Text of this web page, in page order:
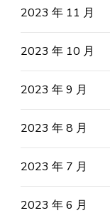
2023 年 11 月
2023 年 10 月
2023 年 9 月
2023 年 8 月
2023 年 7 月
2023 年 6 月